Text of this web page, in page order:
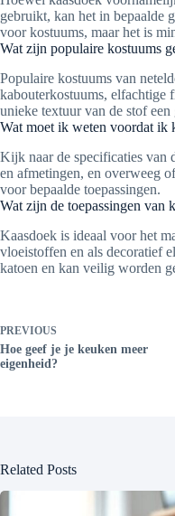
gebruikt, kan het in bepaalde
voor kostuums, maar het is
Wat zijn populaire kostuums
Populaire kostuums van
kabouterkostuums, elfachtige
unieke textuur van de stof een
Wat moet ik weten voordat ik
Kijk naar de specificaties van
en afmetingen, en overweeg
voor bepaalde toepassingen.
Wat zijn de toepassingen van
Kaasdoek is ideaal voor het
vloeistoffen en als decoratief
katoen en kan veilig worden
PREVIOUS
Hoe geef je je keuken meer
eigenheid?
Related Posts